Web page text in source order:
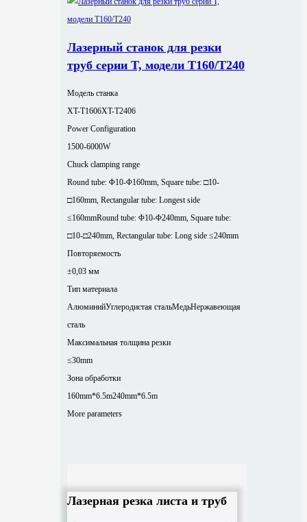
Лазерный станок для резки
труб серии T, модели T160/T240
Модель станка
XT-T1606XT-T2406
Power Configuration
1500-6000W
Chuck clamping range
Round tube: Φ10-Φ160mm, Square tube: □10-
□160mm, Rectangular tube: Longest side
≤160mmRound tube: Φ10-Φ240mm, Square tube:
□10-□240mm, Rectangular tube: Long side ≤240mm
Повторяемость
±0,03 мм
Тип материала
АлюминийУглеродистая стальМедьНержавеющая
сталь
Максимальная толщина резки
≤30mm
Зона обработки
160mm*6.5m240mm*6.5m
More parameters
Лазерная резка листа и труб